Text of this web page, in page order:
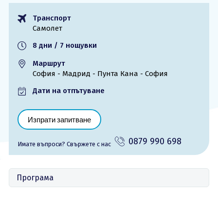
За нас - Ivi Travel
Банкова сметка
Политика за
поверителност
0879 990 698
Транспорт
Самолет
8 дни / 7 нощувки
Маршрут
София - Мадрид - Пунта Кана - София
Дати на отпътуване
Изпрати запитване
Имате въпроси? Cвържете с нас 0879 990 698
Програма